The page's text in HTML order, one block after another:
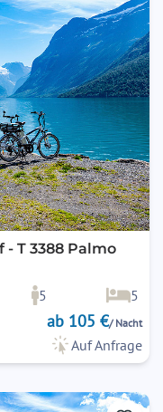
T 3388 Palmo
5
5
ab 105 €/ Nacht
Auf Anfrage